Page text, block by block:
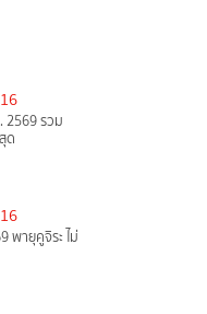
รวม
ด
ายุคูจิระ ไม่